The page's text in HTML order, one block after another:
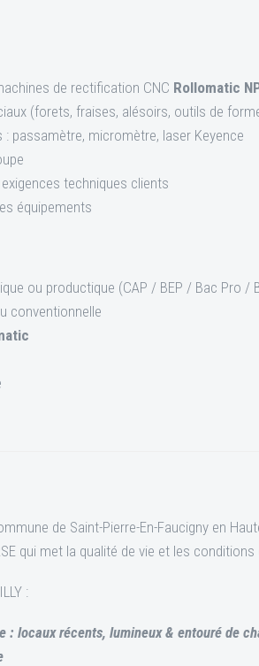
de rectification CNC Rollomatic
(forets, fraises, alésoirs, outils de
passamètre, micromètre, laser Keyence
techniques clients
équipements
ou productique (CAP / BEP / Bac Pro /
conventionnelle
de Saint-Pierre-En-Faucigny en
qui met la qualité de vie et les
:
: locaux récents, lumineux & entouré de